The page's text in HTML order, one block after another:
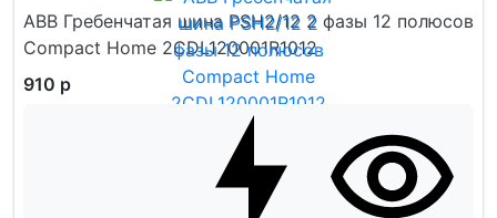
ABB Гребенчатая шина PSH2/12 2 фазы 12 полюсов
Compact Home 2CDL120001R1012
910 р